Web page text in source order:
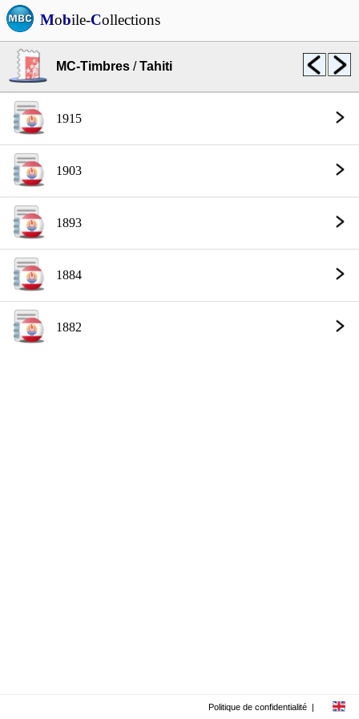
Mobile-Collections
MC-Timbres /Tahiti
1915
1903
1893
1884
1882
Politique de confidentialité |